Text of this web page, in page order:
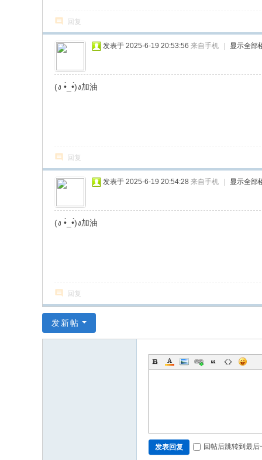
回复
发表于 2025-6-19 20:53:56 来自手机 显示全部
(ง •̀_•́)ง加油
回复
发表于 2025-6-19 20:54:28 来自手机 显示全部
(ง •̀_•́)ง加油
回复
发新帖
发表回复 回帖后跳转到最后